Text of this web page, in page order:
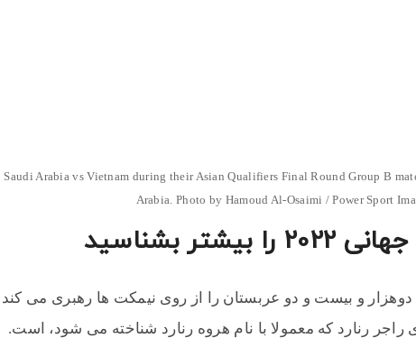
Saudi Arabia vs Vietnam during their Asian Qualifiers Final Round Group B
Arabia. Photo by Hamoud Al-Osaimi / Power Sport
بشناسید
و بیست و دو عربستان را از روی نیمکت ها رهبری می کند
رنارد که معمولا با نام هروه رنارد شناخته می شود، است.